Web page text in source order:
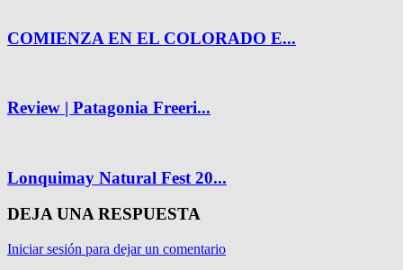
COMIENZA EN EL COLORADO E...
Review | Patagonia Freeri...
Lonquimay Natural Fest 20...
DEJA UNA RESPUESTA
Iniciar sesión para dejar un comentario